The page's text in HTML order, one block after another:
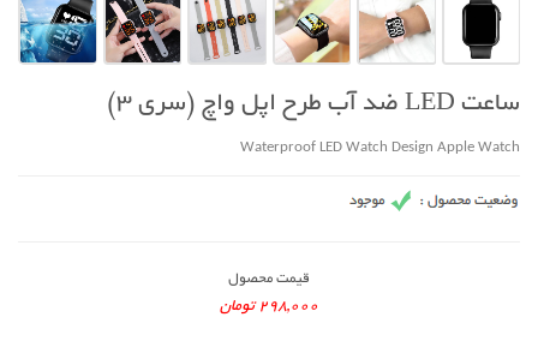
ساعت LED ضد آب طرح اپل واچ (سری 3)
Waterproof LED Watch Design Apple Watch
قیمت محصول
298,000 تومان